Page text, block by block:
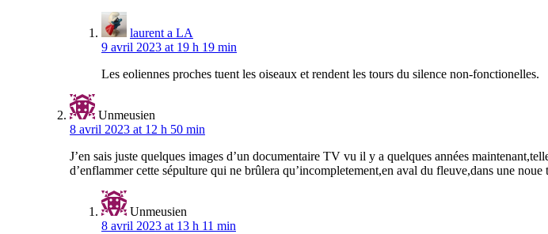
laurent a LA
9 avril 2023 at 19 h 19 min
Les eoliennes proches tuent les oiseaux et rendent les tours du silence non-fonctionelles.
Unmeusien
8 avril 2023 at 12 h 50 min
J’en sais juste quelques images d’un documentaire TV vu il y a quelques années
d’enflammer cette sépulture qui ne brûlera qu’incompletement,en aval du fleuve,dans une
Unmeusien
8 avril 2023 at 13 h 11 min